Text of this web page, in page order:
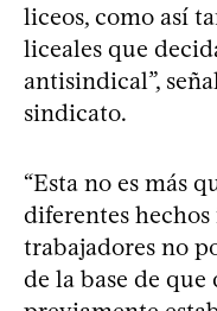
liceos, como así
liceales que
antisindical”,
sindicato.
“Esta no es más
diferentes
trabajadores no
de la base de que